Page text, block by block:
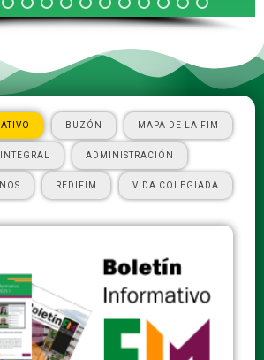
BUZÓN MAPA DE LA FIM
ADMINISTRACIÓN
REDIFIM VIDA COLEGIADA